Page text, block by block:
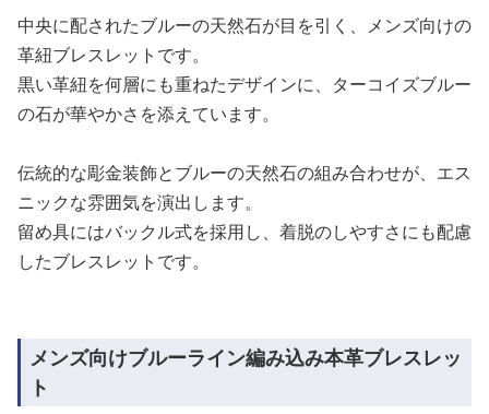
中央に配されたブルーの天然石が目を引く、メンズ向けの
革紐ブレスレットです。
黒い革紐を何層にも重ねたデザインに、ターコイズブルー
の石が華やかさを添えています。
伝統的な彫金装飾とブルーの天然石の組み合わせが、エス
ニックな雰囲気を演出します。
留め具にはバックル式を採用し、着脱のしやすさにも配慮
したブレスレットです。
メンズ向けブルーライン編み込み本革ブレスレッ
ト